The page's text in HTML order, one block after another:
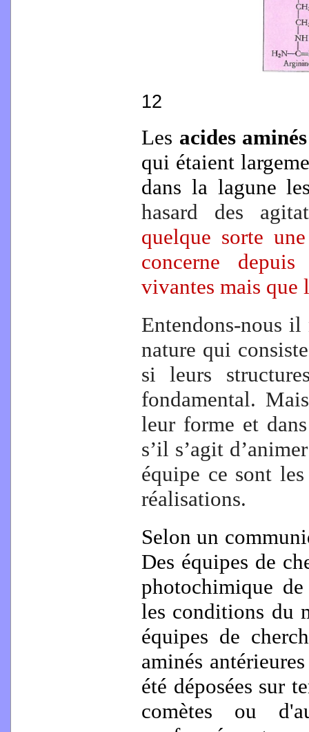
12
Les acides
qui étaient
dans la lagune
hasard des
quelque sorte
concerne
vivantes mais que
Entendons-nous
nature qui
si leurs
fondamental.
leur forme et
s’il s’agit
équipe ce sont
réalisations.
Selon un
Des équipes de
photochimique
les conditions du
équipes de
aminés
été déposées sur
comètes ou